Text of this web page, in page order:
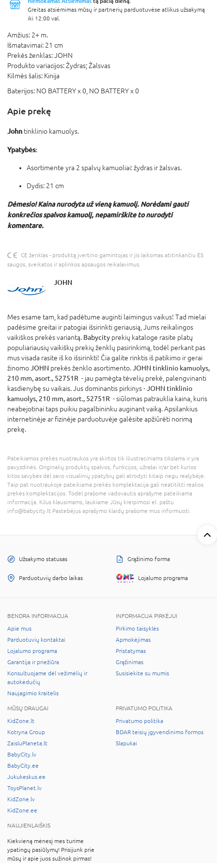
Greitas atsiėmimas mūsų ir partnerių parduotuvėse atlikus užsakymą
iki 12:00 val.
Amžius: 2+ m.
Išmatavimai: 21 cm
Prekės ženklas:JOHN
Produkto variacijos:Žydras; Žalsvas
Kilmės šalis: Kinija
Baterijos: NO BATTERY x 0, NO BATTERY x 0
Apie prekę
John tinklinio kamuolys.
Ypatybės:
Asortimente yra 2 spalvų kamuoliai: žydras ir žalsvas.
Dydis: 21 cm
Dėmesio! Kaina nurodyta už vieną kamuolį. Norėdami gauti
konkrečios spalvos kamuolį, nepamirškite to nurodyti
komentare.
CE ženklas - produktą įvertino gamintojas ir jis laikomas atitinkančiu ES
saugos, sveikatos ir aplinkos apsaugos reikalavimus.
JOHN
Mes esame tam, kad padėtume auginti laimingus vaikus! Tad mielai
padėsime greitai ir patogiai išsirinkti geriausią, Jums reikalingos
vaikiškos prekės variantą. Babycity prekių kataloge rasite platų
populiariausių vaikiškų prekių ženklų pasirinkimą, todėl perkant pas
mus visada rasite iš ko išsirinkti! Čia galite rinktis iš patikimo ir gerai
žinomoJOHN prekės ženklo asortimento.JOHN tinklinio kamuolys,
210 mm, asort., 52751R - jau pamėgta tėvelių prekė, palengvinanti
kasdienybę su vaikais. Jus dominantis pirkinys -JOHN tinklinio
kamuolys, 210 mm, asort., 52751R - siūlomas patrauklia kaina, kuris
neabejotinai taps puikiu pagalbininku auginant vaiką. Apsilankius
internetinėje ar fizinėje parduotuvėje galėsite apžiūrėti norimą
prekę.
Pateikiamos prekės nuotraukos yra skirtos tik iliustraciniams tikslams ir yra
pavyzdinės. Originalių produktų spalvos, funkcijos, užrašai ir/ar bet kurios
kitos savybės dėl savo vizualinių ypatybių gali atrodyti kitaip negu realybėje.
Taip pat nuotraukoje pateikiama prekės komplektacija gali neatitikti realios
prekės komplektacijos. Todėl prašome vadovautis aprašyme pateikiama
informacija. Kilus klausimams, laukiame Jūsų kreipimosi el. paštu
info@babycity.lt Pastebėjus aprašymo klaidų prašome mus informuoti.
Užsakymo statusas Grąžinimo forma
Parduotuvių darbo laikas Lojalumo programa
BENDRA INFORMACIJA
Apie mus
Parduotuvių kontaktai
Lojalumo programa
Garantija ir priežiūra
Konsultuojame dėl vežimėlių ir
autokėdučių
Naujagimio kraitelis
INFORMACIJA PIRKĖJUI
Pirkimo taisyklės
Apmokėjimas
Pristatymas
Grąžinimas
Susisiekite su mumis
MŪSŲ DRAUGAI
KidZone.lt
Kotryna Group
ZaisluPlaneta.lt
BabyCity.lv
BabyCity.ee
Jukukeskus.ee
ToysPlanet.lv
KidZone.lv
KidZone.ee
PRIVATUMO POLITIKA
Privatumo politika
BDAR teisių įgyvendinimo formos
Slapukai
NAUJIENLAIŠKIS
Kiekvieną mėnesį mes turime
ypatingų pasiūlymų! Prisijunk prie
mūsų ir apie juos sužinok pirmas!